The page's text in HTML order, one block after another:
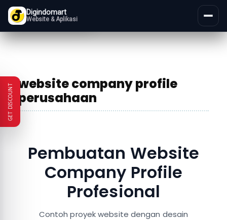
Digindomart
Website & Aplikasi
website company profile
perusahaan
Pembuatan Website
Company Profile
Profesional
Contoh proyek website dengan desain
GET DISCOUNT